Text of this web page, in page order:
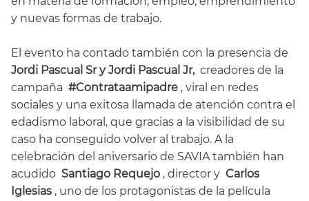
y nuevas formas de trabajo.
El evento ha contado también con la presencia de
Jordi Pascual Sr y Jordi Pascual Jr, creadores de la
campaña #Contrataamipadre , viral en redes
sociales y una exitosa llamada de atención contra el
edadismo laboral, que gracias a la visibilidad de su
caso ha conseguido volver al trabajo. A la
celebración del aniversario de SAVIA también han
acudido Santiago Requejo , director y Carlos
Iglesias , uno de los protagonistas de la película